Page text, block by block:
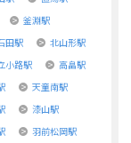
釜淵駅
田駅
北山形駅
小路駅
高畠駅
天童南駅
漆山駅
羽前松岡駅